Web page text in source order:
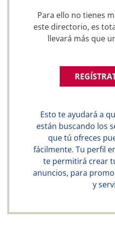
Para ello no tienes
este directorio, es
llevará más que
Esto te ayudará a
están buscando los
que tú ofreces
fácilmente. Tu perfil
te permitirá crear
anuncios, para
y